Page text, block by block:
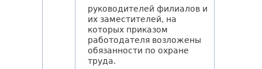
руководителей филиалов и
их заместителей, на
которых приказом
работодателя возложены
обязанности по охране
труда.